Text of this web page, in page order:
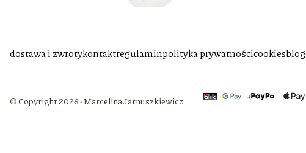
dostawa i zwrotykontaktregulaminpolityka prywatnościcookiesblog
© Copyright 2026 - Marcelina Jarnuszkiewicz